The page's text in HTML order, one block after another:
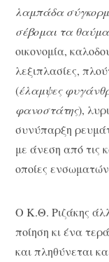
λαμπάδα
σέβομαι τα
οικονομία,
λεξιπλασίες,
(έλαμψες
φανοστάτης),
συνύπαρξη
με άνεση από τις
οποίες
Ο Κ.Θ. Ριζάκης
ποίηση κι ένα
και πληθύνεται